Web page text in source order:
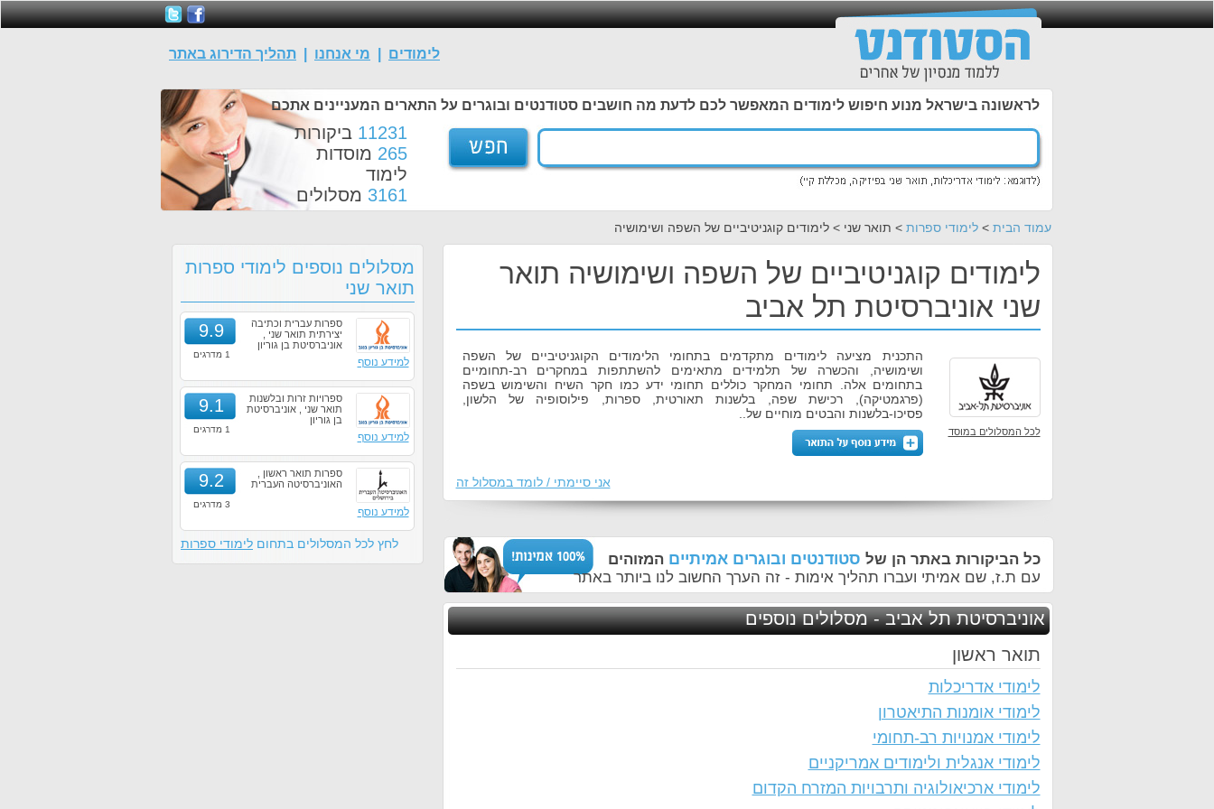
לימודים מי אנחנו תהליך הדירוג באתר
לראשונה בישראל מנוע חיפוש לימודים המאפשר לכם לדעת מה חושבים סטודנטים ובוגרים על התארים המעניינים אתכם
11231 ביקורות
265 מוסדות
לימוד
3161 מסלולים
עמוד הבית >לימודי ספרות > תואר שני > לימודים קוגניטיביים של השפה ושימושיה
לימודים קוגניטיביים של השפה ושימושיה תואר
שני אוניברסיטת תל אביב
לכל המסלולים במוסד
התכנית מציעה לימודים מתקדמים בתחומי הלימודים הקוגניטיביים של השפה
ושימושיה, והכשרה של תלמידים מתאימים להשתתפות במחקרים רב-תחומיים
בתחומים אלה. תחומי המחקר כוללים תחומי ידע כמו חקר השיח והשימוש בשפה
(פרגמטיקה), רכישת שפה, בלשנות תאורטית, ספרות, פילוסופיה של הלשון,
פסיכו-בלשנות והבטים מוחיים של..
אני סיימתי / לומד במסלול זה
כל הביקורות באתר הן של סטודנטים ובוגרים אמיתיים המזוהים
עם ת.ז, שם אמיתי ועברו תהליך אימות - זה הערך החשוב לנו ביותר באתר
אוניברסיטת תל אביב - מסלולים נוספים
תואר ראשון
לימודי אדריכלות
לימודי אומנות התיאטרון
לימודי אמנויות רב-תחומי
לימודי אנגלית ולימודים אמריקניים
לימודי ארכיאולוגיה ותרבויות המזרח הקדום
מסלולים נוספים לימודי ספרות
תואר שני
למידע נוסף
9.9
1 מדרגים
ספרות עברית וכתיבה
יצירתית תואר שני ,
אוניברסיטת בן גוריון
למידע נוסף
9.1
1 מדרגים
ספרויות זרות ובלשנות
תואר שני , אוניברסיטת
בן גוריון
למידע נוסף
9.2
3 מדרגים
ספרות תואר ראשון ,
האוניברסיטה העברית
לחץ לכל המסלולים בתחום לימודי ספרות